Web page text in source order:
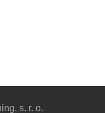
s. r. o.